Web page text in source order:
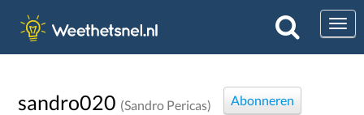
sandro020 (Sandro Pericas) Abonneren